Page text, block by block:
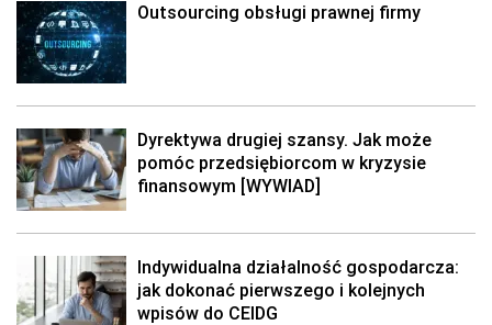
Outsourcing obsługi prawnej firmy
Dyrektywa drugiej szansy. Jak może
pomóc przedsiębiorcom w kryzysie
finansowym [WYWIAD]
Indywidualna działalność gospodarcza:
jak dokonać pierwszego i kolejnych
wpisów do CEIDG